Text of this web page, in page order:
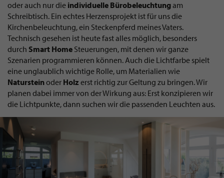
oder auch nur die individuelle Bürobeleuchtungam
Schreibtisch. Ein echtes Herzensprojekt ist für uns die
Kirchenbeleuchtung, ein Steckenpferd meines Vaters.
Technisch gesehen ist heute fast alles möglich, besonders
durch Smart Home Steuerungen, mit denen wir ganze
Szenarien programmieren können. Auch die Lichtfarbe spielt
eine unglaublich wichtige Rolle, um Materialien wie
Natursteinoder Holz erst richtig zur Geltung zu bringen. Wir
planen dabei immer von der Wirkung aus: Erst konzipieren wir
die Lichtpunkte, dann suchen wir die passenden Leuchten aus.